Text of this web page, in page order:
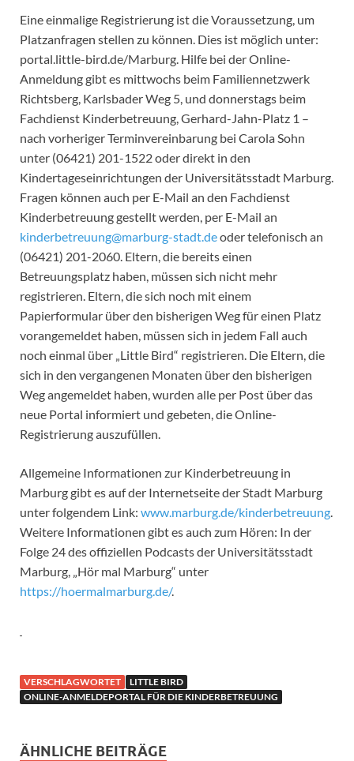
Eine einmalige Registrierung ist die Voraussetzung, um
Platzanfragen stellen zu können. Dies ist möglich unter:
portal.little-bird.de/Marburg. Hilfe bei der Online-
Anmeldung gibt es mittwochs beim Familiennetzwerk
Richtsberg, Karlsbader Weg 5, und donnerstags beim
Fachdienst Kinderbetreuung, Gerhard-Jahn-Platz 1 –
nach vorheriger Terminvereinbarung bei Carola Sohn
unter (06421) 201-1522 oder direkt in den
Kindertageseinrichtungen der Universitätsstadt Marburg.
Fragen können auch per E-Mail an den Fachdienst
Kinderbetreuung gestellt werden, per E-Mail an
kinderbetreuung@marburg-stadt.deoder telefonisch an
(06421) 201-2060. Eltern, die bereits einen
Betreuungsplatz haben, müssen sich nicht mehr
registrieren. Eltern, die sich noch mit einem
Papierformular über den bisherigen Weg für einen Platz
vorangemeldet haben, müssen sich in jedem Fall auch
noch einmal über „Little Bird“ registrieren. Die Eltern, die
sich in den vergangenen Monaten über den bisherigen
Weg angemeldet haben, wurden alle per Post über das
neue Portal informiert und gebeten, die Online-
Registrierung auszufüllen.
Allgemeine Informationen zur Kinderbetreuung in
Marburg gibt es auf der Internetseite der Stadt Marburg
unter folgendem Link: www.marburg.de/kinderbetreuung.
Weitere Informationen gibt es auch zum Hören: In der
Folge 24 des offiziellen Podcasts der Universitätsstadt
Marburg, „Hör mal Marburg“ unter
https://hoermalmarburg.de/.
VERSCHLAGWORTET
LITTLE BIRD
ONLINE-ANMELDEPORTAL FÜR DIE KINDERBETREUUNG
ÄHNLICHE BEITRÄGE